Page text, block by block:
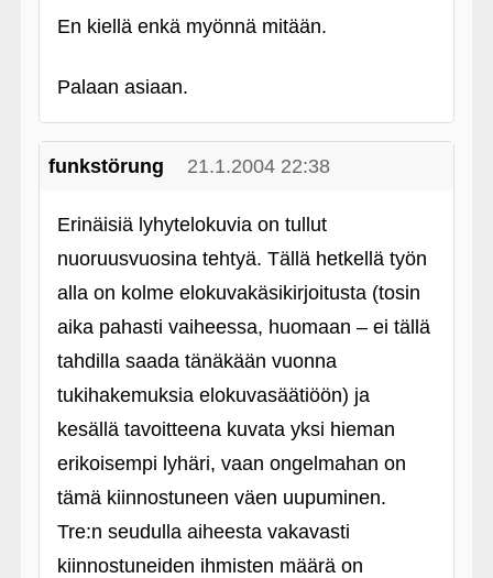
En kiellä enkä myönnä mitään.
Palaan asiaan.
funkstörung 21.1.2004 22:38
Erinäisiä lyhytelokuvia on tullut
nuoruusvuosina tehtyä. Tällä hetkellä työn
alla on kolme elokuvakäsikirjoitusta (tosin
aika pahasti vaiheessa, huomaan – ei tällä
tahdilla saada tänäkään vuonna
tukihakemuksia elokuvasäätiöön) ja
kesällä tavoitteena kuvata yksi hieman
erikoisempi lyhäri, vaan ongelmahan on
tämä kiinnostuneen väen uupuminen.
Tre:n seudulla aiheesta vakavasti
kiinnostuneiden ihmisten määrä on